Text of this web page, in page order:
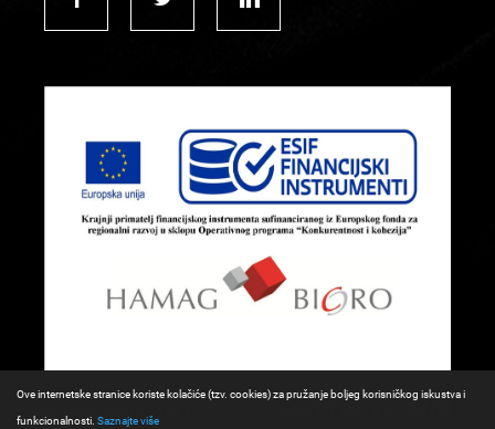
Ove internetske stranice koriste kolačiće (tzv. cookies) za pružanje boljeg korisničkog iskustva i
funkcionalnosti. Saznajte više
© Lider media, 2017.